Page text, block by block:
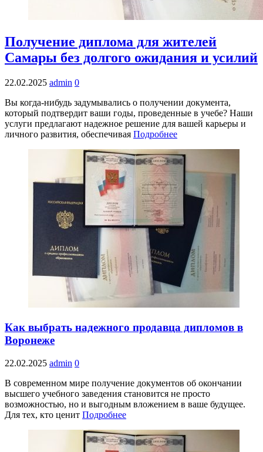
Получение диплома для жителей
Самары без долгого ожидания и усилий
22.02.2025 admin 0
Вы когда-нибудь задумывались о получении документа,
который подтвердит ваши годы, проведенные в учебе? Наши
услуги предлагают надежное решение для вашей карьеры и
личного развития, обеспечивая Подробнее
Как выбрать надежного продавца дипломов в
Воронеже
22.02.2025 admin 0
В современном мире получение документов об окончании
высшего учебного заведения становится не просто
возможностью, но и выгодным вложением в ваше будущее.
Для тех, кто ценит Подробнее